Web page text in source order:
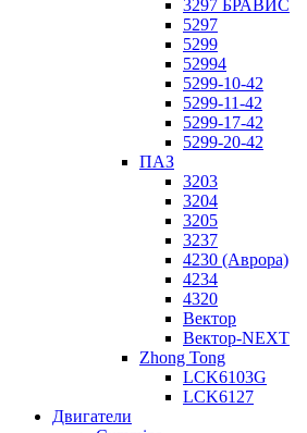
3297 БРАВИС
5297
5299
52994
5299-10-42
5299-11-42
5299-17-42
5299-20-42
ПАЗ
3203
3204
3205
3237
4230 (Аврора)
4234
4320
Вектор
Вектор-NEXT
Zhong Tong
LCK6103G
LCK6127
Двигатели